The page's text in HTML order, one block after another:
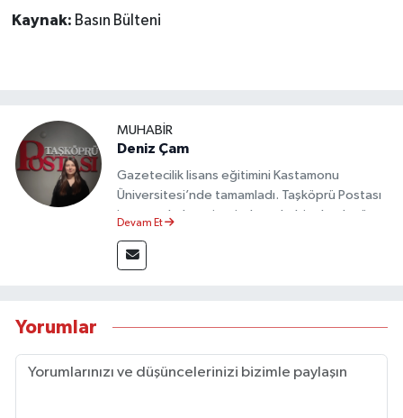
Kaynak: Basın Bülteni
MUHABİR
Deniz Çam
Gazetecilik lisans eğitimini Kastamonu
Üniversitesi’nde tamamladı. Taşköprü Postası
internet haber sitesinde muhabir olarak görev
Devam Et
Yorumlar